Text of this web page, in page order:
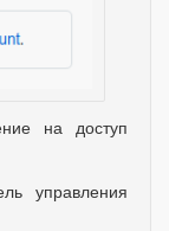
на доступ
управления